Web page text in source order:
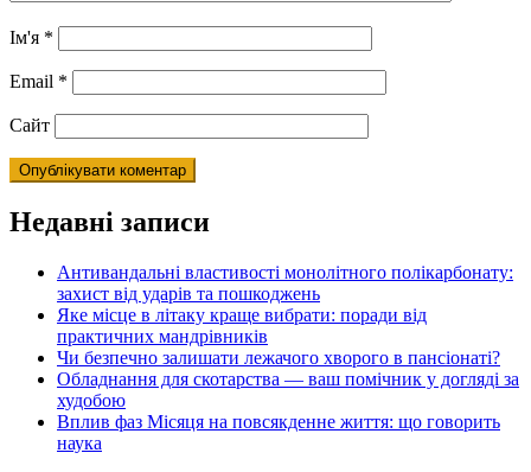
Ім'я *
Email *
Сайт
Недавні записи
Антивандальні властивості монолітного полікарбонату:
захист від ударів та пошкоджень
Яке місце в літаку краще вибрати: поради від
практичних мандрівників
Чи безпечно залишати лежачого хворого в пансіонаті?
Обладнання для скотарства — ваш помічник у догляді за
худобою
Вплив фаз Місяця на повсякденне життя: що говорить
наука